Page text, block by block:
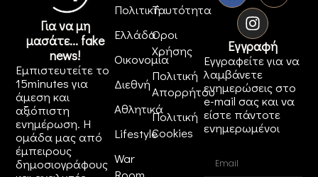
Για να μη
μασάτε... fake
news!
Εμπιστευτείτε το
15minutes για
άμεση και
αξιόπιστη
ενημέρωση. Η
ομάδα μας από
έμπειρους
δημοσιογράφους
Πολιτική
Ελλάδα
Οικονομία
Διεθνή
Αθλητικά
Lifestyle
War
Ταυτότητα
Όροι
Χρήσης
Πολιτική
Απορρήτου
Πολιτική
Cookies
Εγγραφή
Εγγραφείτε για να
λαμβάνετε
ενημερώσεις στο
e-mail σας και να
είστε πάντοτε
ενημερωμένοι